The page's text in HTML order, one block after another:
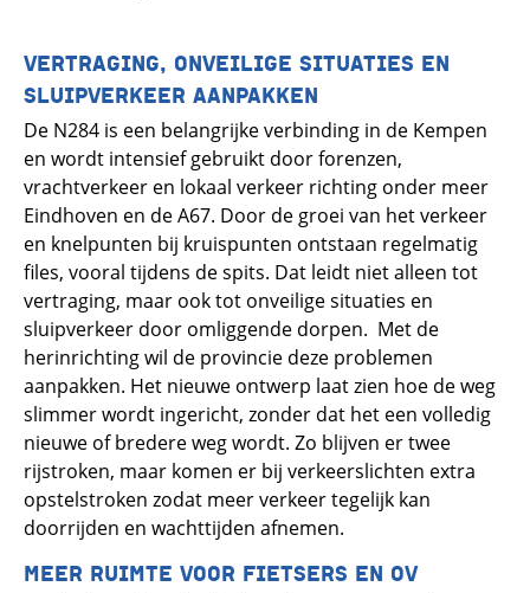
VERTRAGING, ONVEILIGE SITUATIES EN
SLUIPVERKEER AANPAKKEN
De N284 is een belangrijke verbinding in de Kempen
en wordt intensief gebruikt door forenzen,
vrachtverkeer en lokaal verkeer richting onder meer
Eindhoven en de A67. Door de groei van het verkeer
en knelpunten bij kruispunten ontstaan regelmatig
files, vooral tijdens de spits. Dat leidt niet alleen tot
vertraging, maar ook tot onveilige situaties en
sluipverkeer door omliggende dorpen. Met de
herinrichting wil de provincie deze problemen
aanpakken. Het nieuwe ontwerp laat zien hoe de weg
slimmer wordt ingericht, zonder dat het een volledig
nieuwe of bredere weg wordt. Zo blijven er twee
rijstroken, maar komen er bij verkeerslichten extra
opstelstroken zodat meer verkeer tegelijk kan
doorrijden en wachttijden afnemen.
MEER RUIMTE VOOR FIETSERS EN OV